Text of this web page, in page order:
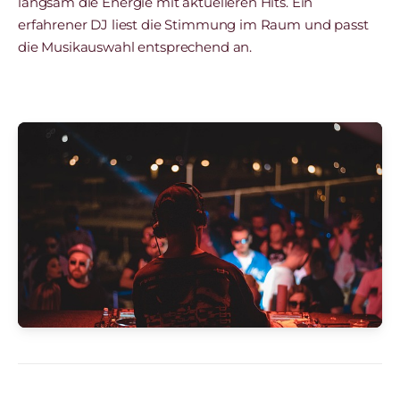
erfahrener DJ liest die Stimmung im Raum und passt
die Musikauswahl entsprechend an.